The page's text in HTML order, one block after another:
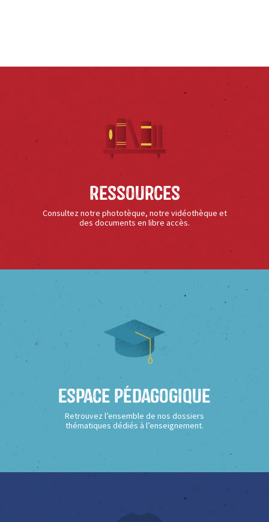
Ressources
Consultez notre phototèque, notre vidéothèque et
des documents en libre accès.
Espace Pédagogique
Retrouvez l’ensemble de nos dossiers
thématiques dédiés à l’enseignement.